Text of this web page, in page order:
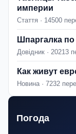
империи
Стаття · 14500
Шпаргалка
Довідник · 20213
Как живут
Новина · 7232
Погода